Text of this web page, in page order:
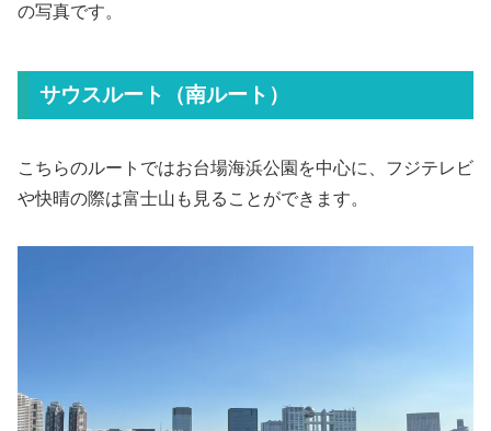
の写真です。
サウスルート（南ルート）
こちらのルートではお台場海浜公園を中心に、フジテレビ
や快晴の際は富士山も見ることができます。